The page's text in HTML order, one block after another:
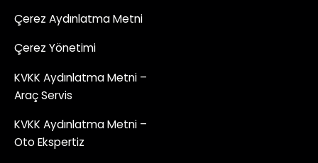
Çerez Aydınlatma Metni
Çerez Yönetimi
KVKK Aydınlatma Metni –
Araç Servis
KVKK Aydınlatma Metni –
Oto Ekspertiz